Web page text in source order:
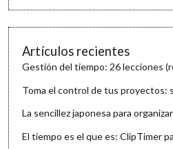
Artículos recientes
Gestión del tiempo: 26 lecciones
Toma el control de tus proyectos:
La sencillez japonesa para
El tiempo es el que es: ClipTimer